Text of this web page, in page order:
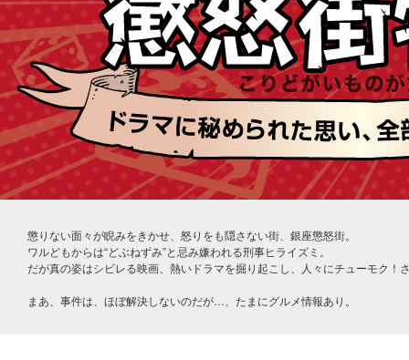
懲りない面々が睨みをきかせ、怒りをも隠さない街、銀座懲怒街。
ワルどもからは“どぶねずみ”と忌み嫌われる刑事ヒライズミ。
だが真の姿はシビレる映画、熱いドラマを掘り起こし、人々にチューモク！
まあ、事件は、ほぼ解決しないのだが…、たまにグルメ情報あり。